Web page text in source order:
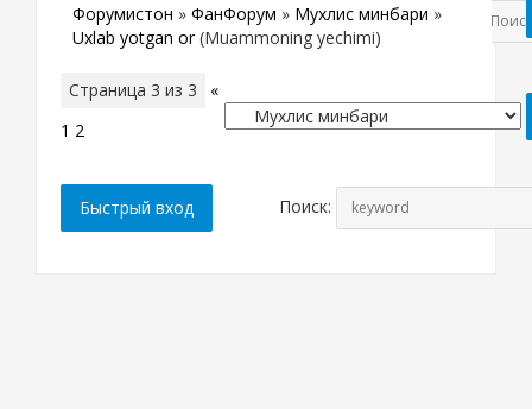
Форумистон » ФанФорум » Мухлис минбари »
Uxlab yotgan or (Muammoning yechimi)
Страница 3 из 3
«
1 2
Поиск: